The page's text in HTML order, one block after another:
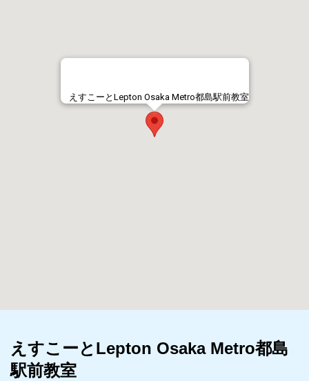
えすこーとLepton Osaka Metro都島駅前教室
えすこーとLepton Osaka Metro都島
駅前教室